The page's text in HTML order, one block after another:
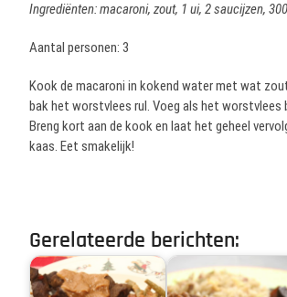
Ingrediënten: macaroni, zout, 1 ui, 2 saucijzen,
Aantal personen: 3
Kook de macaroni in kokend water met wat
bak het worstvlees rul. Voeg als het
Breng kort aan de kook en laat het geheel
kaas. Eet smakelijk!
Gerelateerde berichten: